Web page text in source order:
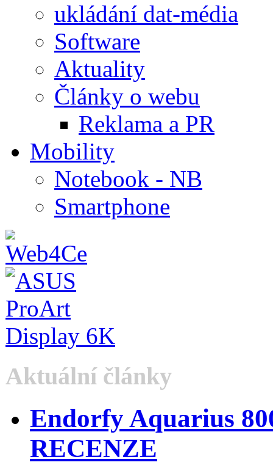
ukládání dat-média
Software
Aktuality
Články o webu
Reklama a PR
Mobility
Notebook - NB
Smartphone
Aktuální články
Endorfy Aquarius
RECENZE